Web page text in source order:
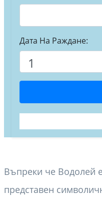
Дата На Раждане:
Въпреки че Водолей
представен